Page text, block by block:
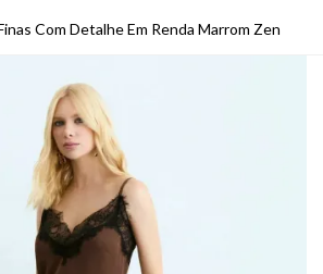
Com Detalhe Em Renda Marrom Zen